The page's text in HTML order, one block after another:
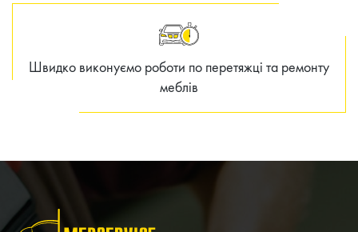
Швидко виконуємо роботи по перетяжці та ремонту
меблів